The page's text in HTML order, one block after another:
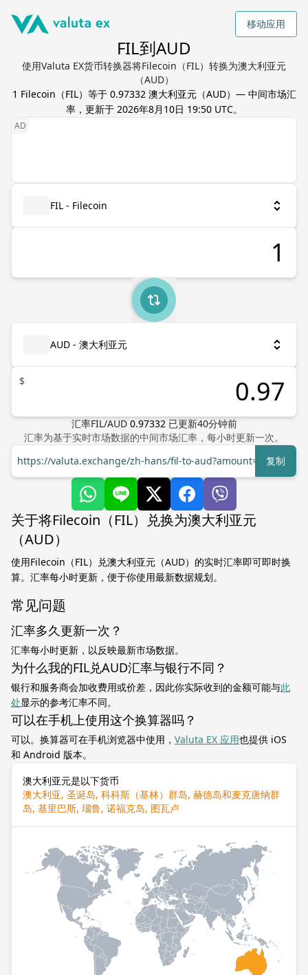
移动应用
FIL到AUD
使用Valuta EX货币转换器将Filecoin（FIL）转换为澳大利亚元
（AUD）
1 Filecoin （FIL）等于 0.97332 澳大利亚元（AUD）— 中间市场汇
率，更新于 2026年8月10日 19:50 UTC。
FIL - Filecoin
AUD - 澳大利亚元
$
汇率FIL/AUD 0.97332 已更新40分钟前
汇率为基于实时市场数据的中间市场汇率，每小时更新一次。
https://valuta.exchange/zh-hans/fil-to-aud?amount=1
复制
关于将Filecoin（FIL）兑换为澳大利亚元
（AUD）
使用Filecoin（FIL）兑澳大利亚元（AUD）的实时汇率即可即时换
算。汇率每小时更新，便于你使用最新数据规划。
常见问题
汇率多久更新一次？
汇率每小时更新，以反映最新市场数据。
为什么我的FIL兑AUD汇率与银行不同？
银行和服务商会加收费用或价差，因此你实际收到的金额可能与此
处显示的参考汇率不同。
可以在手机上使用这个换算器吗？
可以。换算器可在手机浏览器中使用， Valuta EX 应用也提供 iOS
和 Android 版本。
澳大利亚元是以下货币
澳大利亚, 圣诞岛, 科科斯（基林）群岛, 赫德岛和麦克唐纳群
岛, 基里巴斯, 瑙鲁, 诺福克岛, 图瓦卢